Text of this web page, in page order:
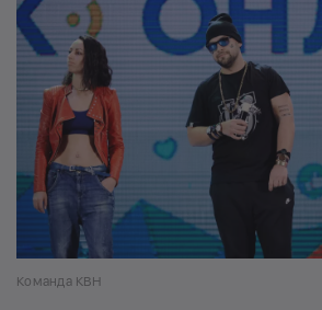
Команда КВН